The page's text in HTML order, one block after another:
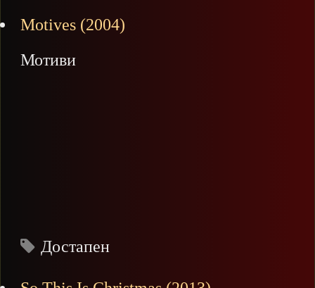
Motives (2004)
Мотиви
Достапен